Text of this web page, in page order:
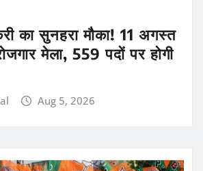
का सुनहरा मौका! 11 अगस्त
मेला, 559 पदों पर होगी
Aug 5, 2026